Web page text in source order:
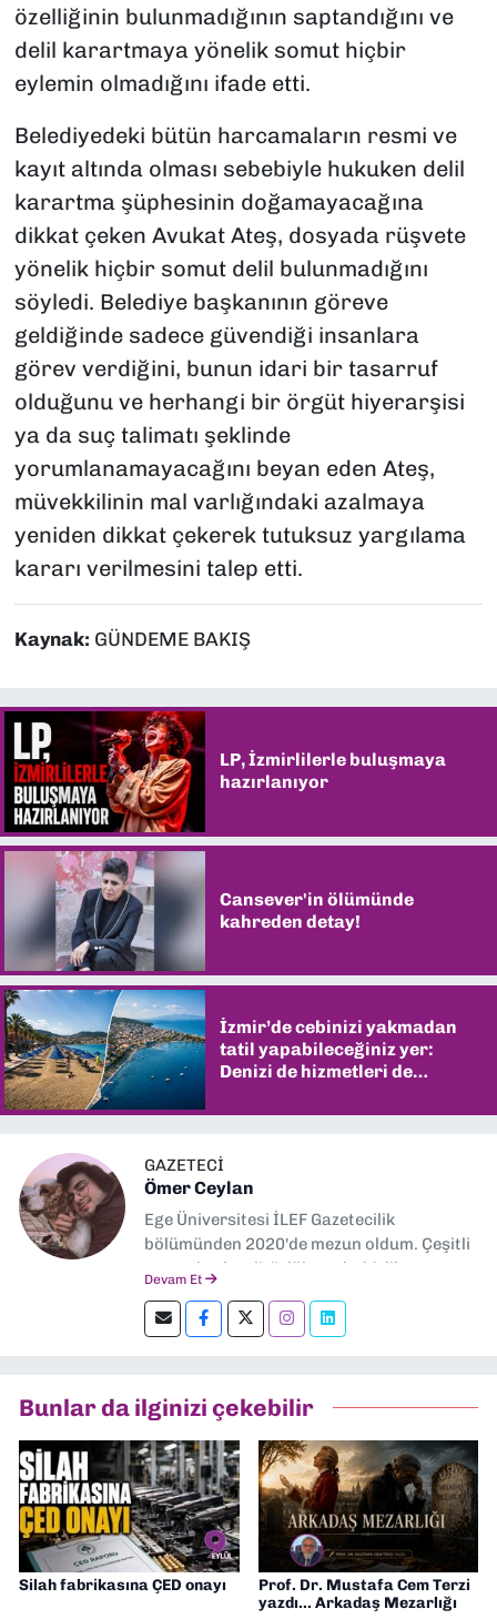
özelliğinin bulunmadığının saptandığını ve
delil karartmaya yönelik somut hiçbir
eylemin olmadığını ifade etti.
Belediyedeki bütün harcamaların resmi ve
kayıt altında olması sebebiyle hukuken delil
karartma şüphesinin doğamayacağına
dikkat çeken Avukat Ateş, dosyada rüşvete
yönelik hiçbir somut delil bulunmadığını
söyledi. Belediye başkanının göreve
geldiğinde sadece güvendiği insanlara
görev verdiğini, bunun idari bir tasarruf
olduğunu ve herhangi bir örgüt hiyerarşisi
ya da suç talimatı şeklinde
yorumlanamayacağını beyan eden Ateş,
müvekkilinin mal varlığındaki azalmaya
yeniden dikkat çekerek tutuksuz yargılama
kararı verilmesini talep etti.
Kaynak: GÜNDEME BAKIŞ
LP, İzmirlilerle buluşmaya
hazırlanıyor
Cansever'in ölümünde
kahreden detay!
İzmir’de cebinizi yakmadan
tatil yapabileceğiniz yer:
Denizi de hizmetleri de
GAZETECİ
Ömer Ceylan
Ege Üniversitesi İLEF Gazetecilik
bölümünden 2020'de mezun oldum. Çeşitli
gazetelerde editörlük, muhabirlik yaptım.
editörlük yapıyorum.
Devam Et
Bunlar da ilginizi çekebilir
Silah fabrikasına ÇED onayı
Prof. Dr. Mustafa Cem Terzi
yazdı... Arkadaş Mezarlığı